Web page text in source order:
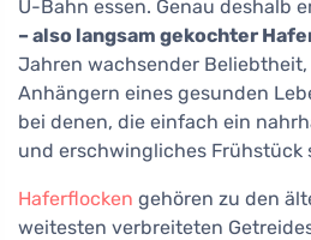
U-Bahn essen. Genau deshalb
– also langsam gekochter
Jahren wachsender
Anhängern eines gesunden
bei denen, die einfach ein
und erschwingliches Frühstück
Haferflocken gehören zu den
weitesten verbreiteten